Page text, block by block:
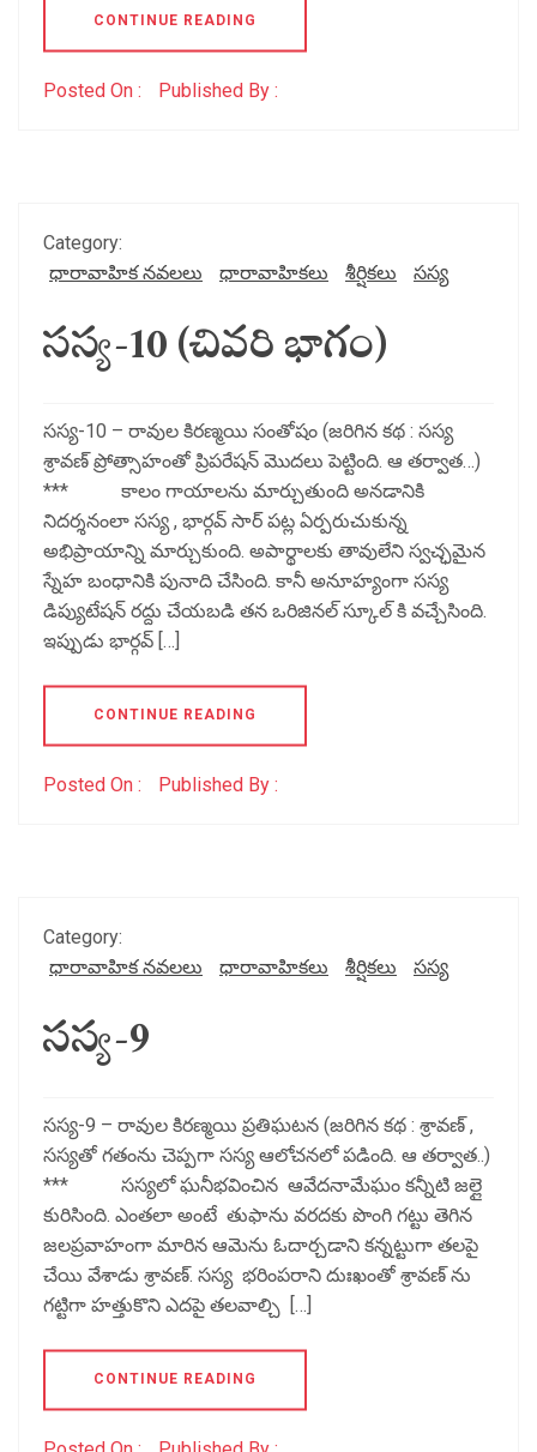
CONTINUE READING
Posted On : Published By :
Category:
ధారావాహిక నవలలు
ధారావాహికలు శీర్షికలు సస్య
సస్య-10 (చివరి భాగం)
సస్య-10 – రావుల కిరణ్మయి సంతోషం (జరిగిన కథ : సస్య
శ్రావణ్ ప్రోత్సాహంతో ప్రిపరేషన్ మొదలు పెట్టింది. ఆ తర్వాత…)
*** కాలం గాయాలను మార్చుతుంది అనడానికి
నిదర్శనంలా సస్య , భార్గవ్ సార్ పట్ల ఏర్పరుచుకున్న
అభిప్రాయాన్ని మార్చుకుంది. అపార్థాలకు తావులేని స్వచ్ఛమైన
స్నేహ బంధానికి పునాది చేసింది. కానీ అనూహ్యంగా సస్య
డిప్యుటేషన్ రద్దు చేయబడి తన ఒరిజినల్ స్కూల్ కి వచ్చేసింది.
ఇప్పుడు భార్గవ్ […]
CONTINUE READING
Posted On : Published By :
Category:
ధారావాహిక నవలలు
ధారావాహికలు శీర్షికలు సస్య
సస్య-9
సస్య-9 – రావుల కిరణ్మయి ప్రతిఘటన (జరిగిన కథ : శ్రావణ్ ,
సస్యతో గతంను చెప్పగా సస్య ఆలోచనలో పడింది. ఆ తర్వాత..)
*** సస్యలో ఘనీభవించిన ఆవేదనామేఘం కన్నీటి జల్లై
కురిసింది. ఎంతలా అంటే తుఫాను వరదకు పొంగి గట్టు తెగిన
జలప్రవాహంగా మారిన ఆమెను ఓదార్చడాని కన్నట్టుగా తలపై
చేయి వేశాడు శ్రావణ్. సస్య భరింపరాని దుఃఖంతో శ్రావణ్ ను
గట్టిగా హత్తుకొని ఎదపై తలవాల్చి […]
CONTINUE READING